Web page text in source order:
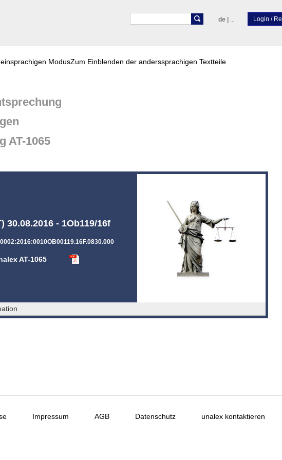
de |
ModusZum Einblenden der anderssprachigen Textteile
AT-1065
30.08.2016 - 1Ob119/16f
AT-1065
Impressum AGB Datenschutz unalex kontaktieren